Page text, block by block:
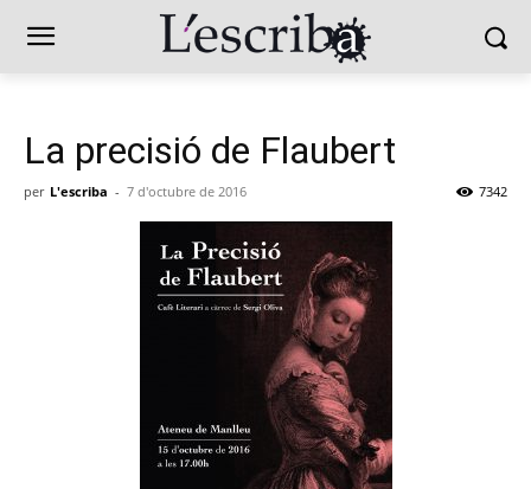
La precisió de Flaubert
per L'escriba - 7 d'octubre de 2016 7342